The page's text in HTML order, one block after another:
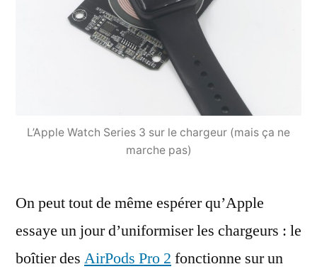
L’Apple Watch Series 3 sur le chargeur (mais ça ne
marche pas)
On peut tout de même espérer qu’Apple
essaye un jour d’uniformiser les chargeurs : le
boîtier des AirPods Pro 2 fonctionne sur un